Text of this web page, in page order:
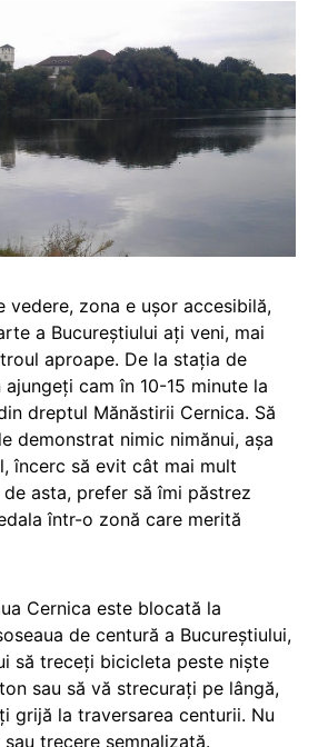
vedere, zona e ușor accesibilă,
a Bucureștiului ați veni, mai
aproape. De la stația de
cam în 10-15 minute la
dreptul Mănăstirii Cernica. Să
demonstrat nimic nimănui, așa
încerc să evit cât mai mult
asta, prefer să îmi păstrez
într-o zonă care merită
Cernica este blocată la
de centură a Bucureștiului,
să treceți bicicleta peste niște
sau să vă strecurați pe lângă,
grijă la traversarea centurii. Nu
trecere semnalizată.